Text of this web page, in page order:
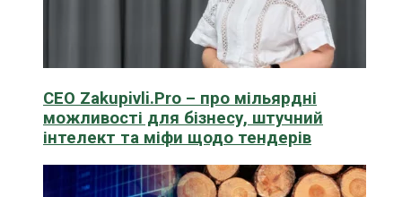
CEO Zakupivli.Pro – про мільярдні
можливості для бізнесу, штучний
інтелект та міфи щодо тендерів